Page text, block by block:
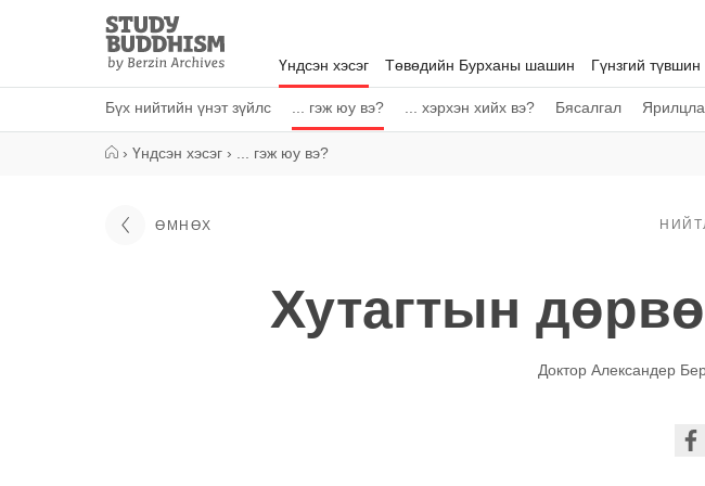
Study
Buddhism
Home
Үндсэн хэсэг
Бүх нийтийн үнэт зүйлс ... гэж юу вэ? ... хэрхэн хийх вэ? Бясалгал
Төвөдийн Бурханы шашин Гүнзгий түвшин
› Үндсэн хэсэг › ... гэж юу вэ?
ӨМНӨХ
Хутагтын
Доктор Александер